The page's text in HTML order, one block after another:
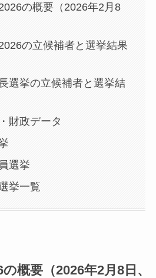
の概要（2026年2月8
の立候補者と選挙結果
選挙の立候補者と選挙結
財政データ
選挙
挙一覧
概要（2026年2月8日、